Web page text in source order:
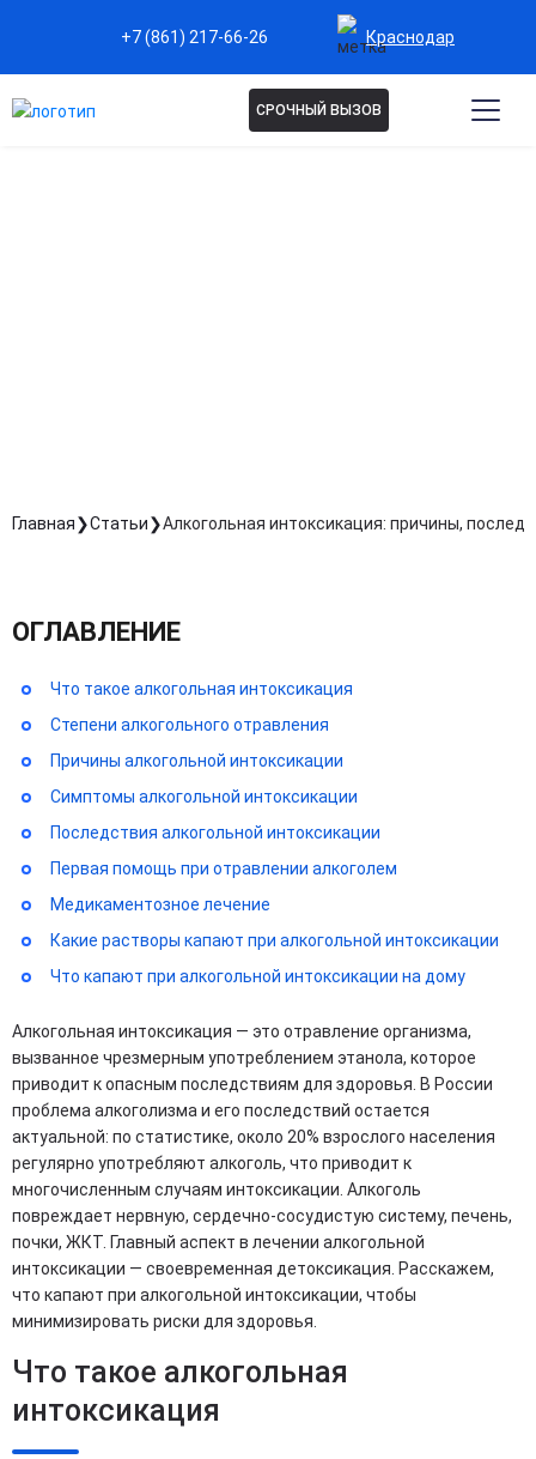
+7 (861) 217-66-26 Краснодар
СРОЧНЫЙ ВЫЗОВ
Главная Статьи Алкогольная интоксикация: причины,
ОГЛАВЛЕНИЕ
Что такое алкогольная интоксикация
Степени алкогольного отравления
Причины алкогольной интоксикации
Симптомы алкогольной интоксикации
Последствия алкогольной интоксикации
Первая помощь при отравлении алкоголем
Медикаментозное лечение
Какие растворы капают при алкогольной интоксикации
Что капают при алкогольной интоксикации на дому
Алкогольная интоксикация — это отравление организма,
вызванное чрезмерным употреблением этанола, которое
приводит к опасным последствиям для здоровья. В России
проблема алкоголизма и его последствий остается
актуальной: по статистике, около 20% взрослого населения
регулярно употребляют алкоголь, что приводит к
многочисленным случаям интоксикации. Алкоголь
повреждает нервную, сердечно-сосудистую систему, печень,
почки, ЖКТ. Главный аспект в лечении алкогольной
интоксикации — своевременная детоксикация. Расскажем,
что капают при алкогольной интоксикации, чтобы
минимизировать риски для здоровья.
Что такое алкогольная
интоксикация